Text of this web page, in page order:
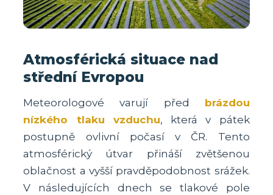
Atmosférická situace nad
střední Evropou
Meteorologové varují před brázdou
nízkého tlaku vzduchu, která v pátek
postupně ovlivní počasí v ČR. Tento
atmosférický útvar přináší zvětšenou
oblačnost a vyšší pravděpodobnost srážek.
V následujících dnech se tlakové pole